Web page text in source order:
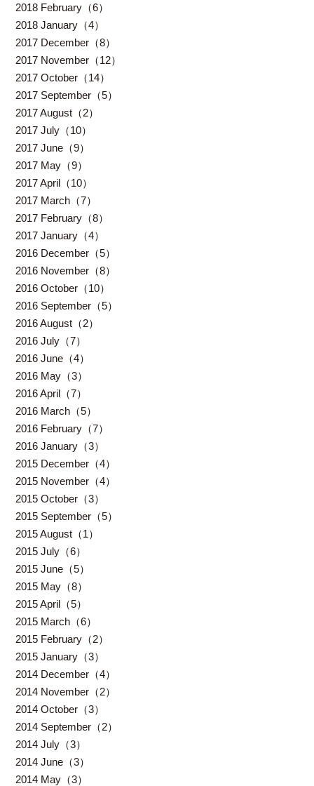
2018 February（6）
2018 January（4）
2017 December（8）
2017 November（12）
2017 October（14）
2017 September（5）
2017 August（2）
2017 July（10）
2017 June（9）
2017 May（9）
2017 April（10）
2017 March（7）
2017 February（8）
2017 January（4）
2016 December（5）
2016 November（8）
2016 October（10）
2016 September（5）
2016 August（2）
2016 July（7）
2016 June（4）
2016 May（3）
2016 April（7）
2016 March（5）
2016 February（7）
2016 January（3）
2015 December（4）
2015 November（4）
2015 October（3）
2015 September（5）
2015 August（1）
2015 July（6）
2015 June（5）
2015 May（8）
2015 April（5）
2015 March（6）
2015 February（2）
2015 January（3）
2014 December（4）
2014 November（2）
2014 October（3）
2014 September（2）
2014 July（3）
2014 June（3）
2014 May（3）